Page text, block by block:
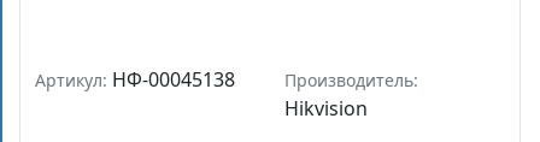
Артикул: НФ-00045138 Производитель:
Hikvision